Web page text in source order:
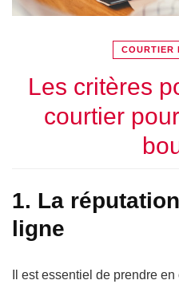
COURTIER
Les critères
courtier
1. La
ligne
Il est essentiel de prendre